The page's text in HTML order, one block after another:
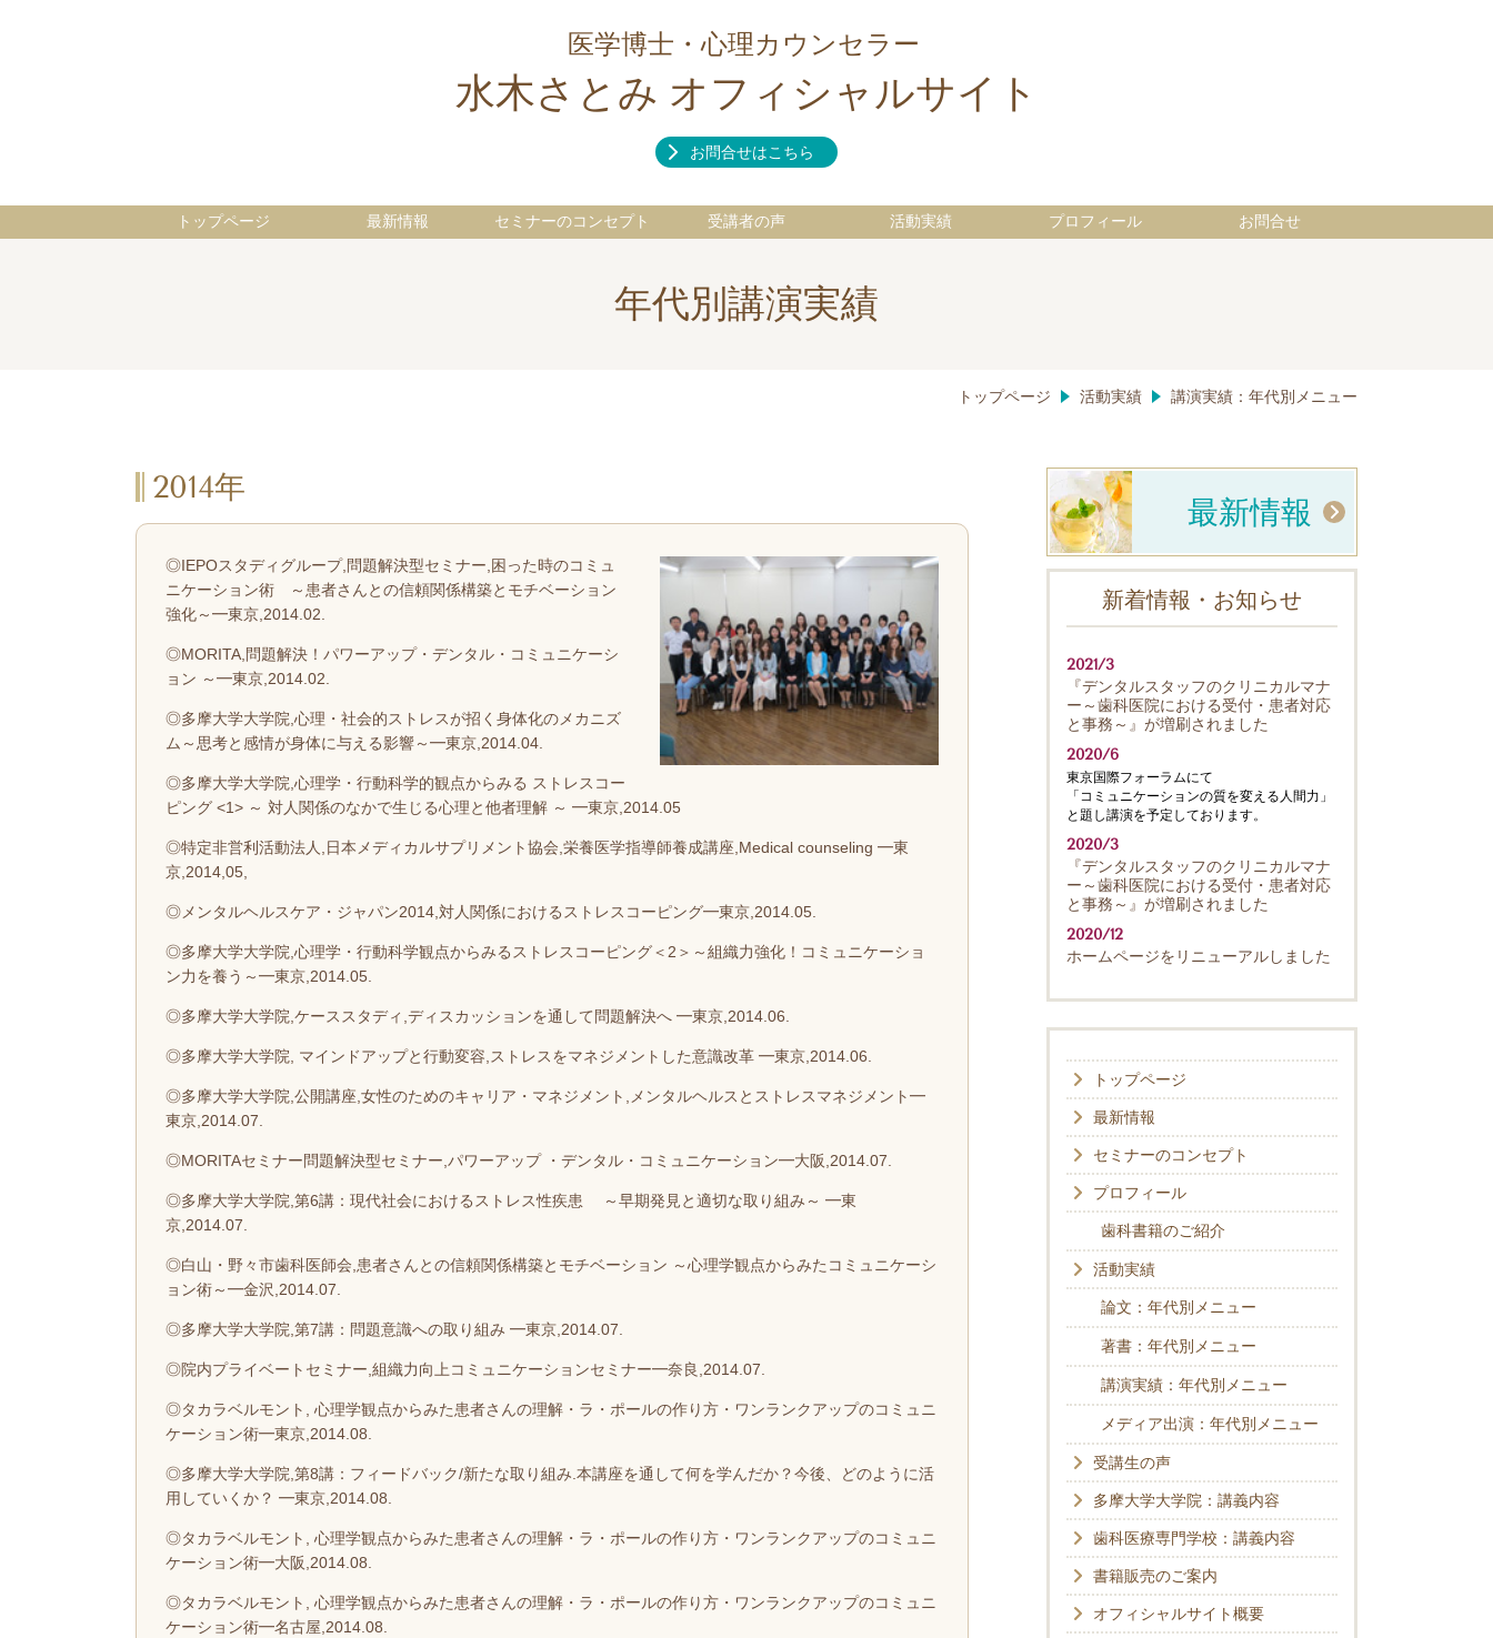
医学博士・心理カウンセラー
水木さとみ オフィシャルサイト
お問合せはこちら
トップページ 最新情報 セミナーのコンセプト 受講者の声 活動実績 プロフィール お問合せ
年代別講演実績
トップページ 活動実績 講演実績：年代別メニュー
2014年
◎IEPOスタディグループ,問題解決型セミナー,困った時のコミュ
ニケーション術 ～患者さんとの信頼関係構築とモチベーション
強化～━東京,2014.02.
◎MORITA,問題解決！パワーアップ・デンタル・コミュニケーシ
ョン ～━東京,2014.02.
◎多摩大学大学院,心理・社会的ストレスが招く身体化のメカニズ
ム～思考と感情が身体に与える影響～━東京,2014.04.
◎多摩大学大学院,心理学・行動科学的観点からみる ストレスコー
ピング <1> ～ 対人関係のなかで生じる心理と他者理解 ～ ━東京,2014.05
◎特定非営利活動法人,日本メディカルサプリメント協会,栄養医学指導師養成講座,Medical counseling ━東
京,2014,05,
◎メンタルヘルスケア・ジャパン2014,対人関係におけるストレスコーピング━東京,2014.05.
◎多摩大学大学院,心理学・行動科学観点からみるストレスコーピング＜2＞～組織力強化！コミュニケーショ
ン力を養う～━東京,2014.05.
◎多摩大学大学院,ケーススタディ,ディスカッションを通して問題解決へ ━東京,2014.06.
◎多摩大学大学院, マインドアップと行動変容,ストレスをマネジメントした意識改革 ━東京,2014.06.
◎多摩大学大学院,公開講座,女性のためのキャリア・マネジメント,メンタルヘルスとストレスマネジメント━
東京,2014.07.
◎MORITAセミナー問題解決型セミナー,パワーアップ ・デンタル・コミュニケーション━大阪,2014.07.
◎多摩大学大学院,第6講：現代社会におけるストレス性疾患 ～早期発見と適切な取り組み～ ━東
京,2014.07.
◎白山・野々市歯科医師会,患者さんとの信頼関係構築とモチベーション ～心理学観点からみたコミュニケーシ
ョン術～━金沢,2014.07.
◎多摩大学大学院,第7講：問題意識への取り組み ━東京,2014.07.
◎院内プライベートセミナー,組織力向上コミュニケーションセミナー━奈良,2014.07.
◎タカラベルモント, 心理学観点からみた患者さんの理解・ラ・ポールの作り方・ワンランクアップのコミュニ
ケーション術━東京,2014.08.
◎多摩大学大学院,第8講：フィードバック/新たな取り組み.本講座を通して何を学んだか？今後、どのように活
用していくか？ ━東京,2014.08.
◎タカラベルモント, 心理学観点からみた患者さんの理解・ラ・ポールの作り方・ワンランクアップのコミュニ
ケーション術━大阪,2014.08.
◎タカラベルモント, 心理学観点からみた患者さんの理解・ラ・ポールの作り方・ワンランクアップのコミュニ
ケーション術━名古屋,2014.08.
最新情報
新着情報・お知らせ
2021/3
『デンタルスタッフのクリニカルマナ
ー～歯科医院における受付・患者対応
と事務～』が増刷されました
2020/6
東京国際フォーラムにて
「コミュニケーションの質を変える人間力」
と題し講演を予定しております。
2020/3
『デンタルスタッフのクリニカルマナ
ー～歯科医院における受付・患者対応
と事務～』が増刷されました
2020/12
ホームページをリニューアルしました
トップページ
最新情報
セミナーのコンセプト
プロフィール
歯科書籍のご紹介
活動実績
論文：年代別メニュー
著書：年代別メニュー
講演実績：年代別メニュー
メディア出演：年代別メニュー
受講生の声
多摩大学大学院：講義内容
歯科医療専門学校：講義内容
書籍販売のご案内
オフィシャルサイト概要